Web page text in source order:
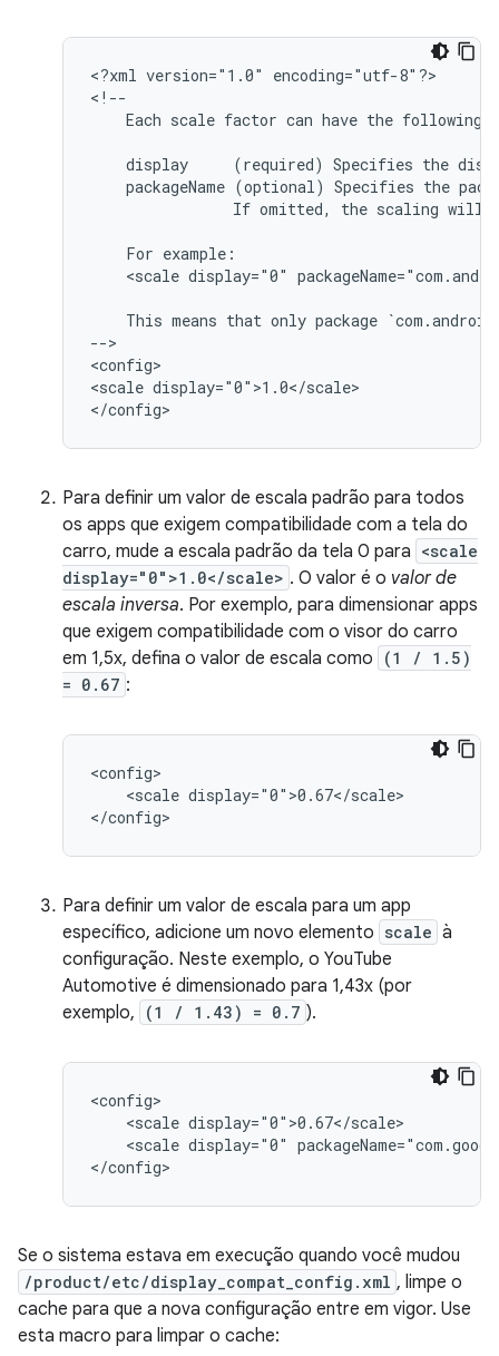
<?xml version="1.0"
encoding="utf-8"?>
Each scale factor can have the following
display (required) Specifies the
packageName (optional) Specifies the
If omitted, the scaling will
For
<scale display="0"
This means that only package
-->
<config>
<scale display="0">1.0</scale>
Para definir um valor de escala padrão para todos
os apps que exigem compatibilidade com a tela do
carro, mude a escala padrão da tela 0 para <scale
display="0">1.0</scale> . O valor é o valor de
escala inversa. Por exemplo, para dimensionar apps
que exigem compatibilidade com o visor do carro
em 1,5x, defina o valor de escala como
(1 / 1.5)
= 0.67 :
<scale display="0">0.67</scale>
Para definir um valor de escala para um app
específico, adicione um novo elemento scale à
configuração. Neste exemplo, o YouTube
Automotive é dimensionado para 1,43x (por
exemplo,
(1 / 1.43) = 0.7 ).
<scale
<scale display="0"
Se o sistema estava em execução quando você mudou
/product/etc/display_compat_config.xml , limpe o
cache para que a nova configuração entre em vigor. Use
esta macro para limpar o cache: